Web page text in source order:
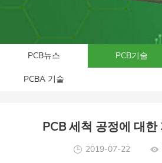
PCB뉴스 PCB기술
PCBA 기술
PCB 세척 공정에 대한
2019-07-22